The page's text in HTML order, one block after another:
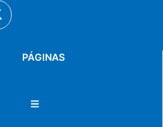
PÁGINAS